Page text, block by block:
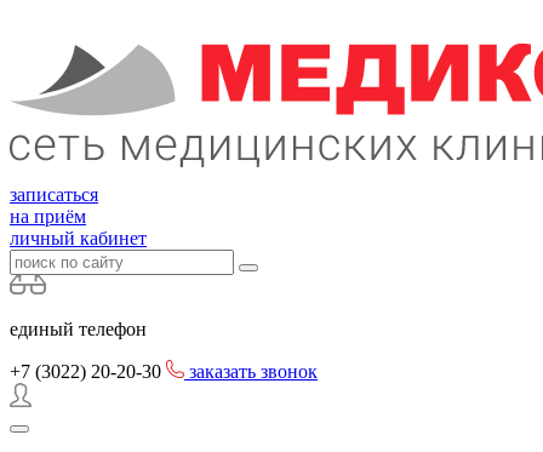
записаться
на приём
личный кабинет
единый телефон
+7 (3022) 20-20-30 заказать звонок